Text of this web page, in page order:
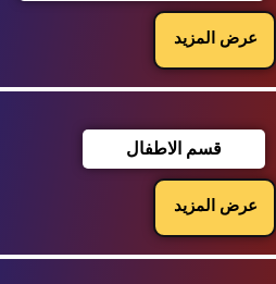
عرض المزيد
قسم الاطفال
عرض المزيد